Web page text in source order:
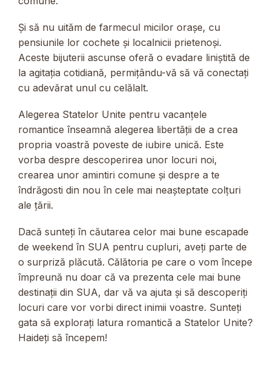
Și să nu uităm de farmecul micilor orașe, cu
pensiunile lor cochete și localnicii prietenoși.
Aceste bijuterii ascunse oferă o evadare liniștită de
la agitația cotidiană, permițându-vă să vă conectați
cu adevărat unul cu celălalt.
Alegerea Statelor Unite pentru vacanțele
romantice înseamnă alegerea libertății de a crea
propria voastră poveste de iubire unică. Este
vorba despre descoperirea unor locuri noi,
crearea unor amintiri comune și despre a te
îndrăgosti din nou în cele mai neașteptate colțuri
ale țării.
Dacă sunteți în căutarea celor mai bune escapade
de weekend în SUA pentru cupluri, aveți parte de
o surpriză plăcută. Călătoria pe care o vom începe
împreună nu doar că va prezenta cele mai bune
destinații din SUA, dar vă va ajuta și să descoperiți
locuri care vor vorbi direct inimii voastre. Sunteți
gata să explorați latura romantică a Statelor Unite?
Haideți să începem!